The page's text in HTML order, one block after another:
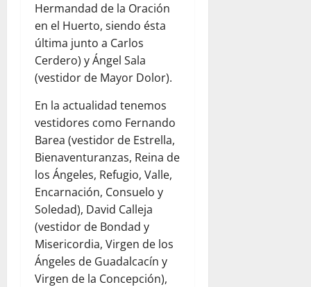
Hermandad de la Oración
en el Huerto, siendo ésta
última junto a Carlos
Cerdero) y Ángel Sala
(vestidor de Mayor Dolor).
En la actualidad tenemos
vestidores como Fernando
Barea (vestidor de Estrella,
Bienaventuranzas, Reina de
los Ángeles, Refugio, Valle,
Encarnación, Consuelo y
Soledad), David Calleja
(vestidor de Bondad y
Misericordia, Virgen de los
Ángeles de Guadalcacín y
Virgen de la Concepción),